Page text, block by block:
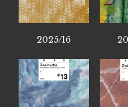
2025/16